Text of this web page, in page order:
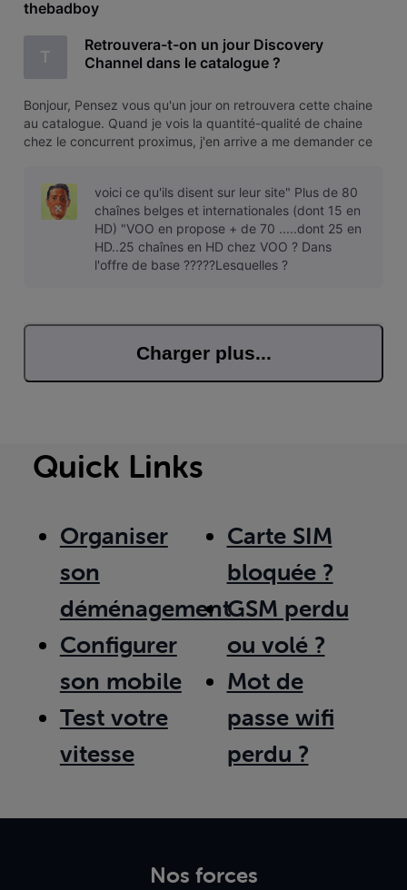
thebadboy
T
Retrouvera-t-on un jour Discovery
Channel dans le catalogue ?
Bonjour, Pensez vous qu'un jour on retrouvera cette chaine
au catalogue. Quand je vois la quantité-qualité de chaine
chez le concurrent proximus, j'en arrive a me demander ce
voici ce qu'ils disent sur leur site" Plus de 80
chaînes belges et internationales (dont 15 en
HD) "VOO en propose + de 70 .....dont 25 en
HD..25 chaînes en HD chez VOO ? Dans
l'offre de base ?????Lesquelles ?
Charger plus...
Quick Links
Organiser
son
déménagement
Configurer
son mobile
Test votre
vitesse
Carte SIM
bloquée ?
GSM perdu
ou volé ?
Mot de
passe wifi
perdu ?
Nos forces